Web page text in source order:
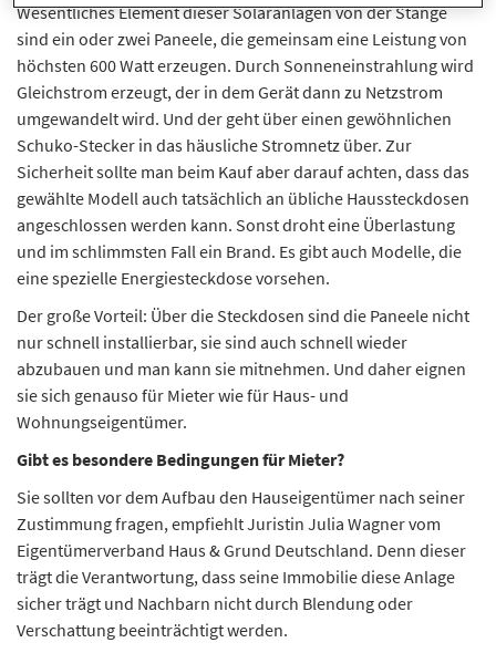
Wesentliches Element dieser Solaranlagen von der Stange
sind ein oder zwei Paneele, die gemeinsam eine Leistung von
höchsten 600 Watt erzeugen. Durch Sonneneinstrahlung wird
Gleichstrom erzeugt, der in dem Gerät dann zu Netzstrom
umgewandelt wird. Und der geht über einen gewöhnlichen
Schuko-Stecker in das häusliche Stromnetz über. Zur
Sicherheit sollte man beim Kauf aber darauf achten, dass das
gewählte Modell auch tatsächlich an übliche Haussteckdosen
angeschlossen werden kann. Sonst droht eine Überlastung
und im schlimmsten Fall ein Brand. Es gibt auch Modelle, die
eine spezielle Energiesteckdose vorsehen.
Der große Vorteil: Über die Steckdosen sind die Paneele nicht
nur schnell installierbar, sie sind auch schnell wieder
abzubauen und man kann sie mitnehmen. Und daher eignen
sie sich genauso für Mieter wie für Haus- und
Wohnungseigentümer.
Gibt es besondere Bedingungen für Mieter?
Sie sollten vor dem Aufbau den Hauseigentümer nach seiner
Zustimmung fragen, empfiehlt Juristin Julia Wagner vom
Eigentümerverband Haus & Grund Deutschland. Denn dieser
trägt die Verantwortung, dass seine Immobilie diese Anlage
sicher trägt und Nachbarn nicht durch Blendung oder
Verschattung beeinträchtigt werden.